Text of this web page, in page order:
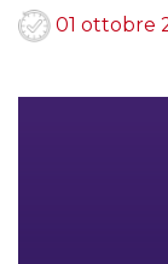
01 ottobre